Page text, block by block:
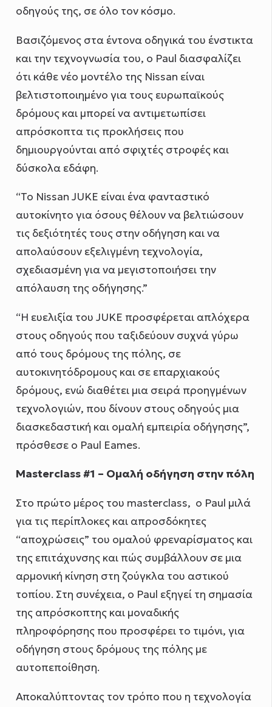
οδηγούς της, σε όλο τον κόσμο.
Βασιζόμενος στα έντονα οδηγικά του ένστικτα
και την τεχνογνωσία του, ο Paul διασφαλίζει
ότι κάθε νέο μοντέλο της Nissan είναι
βελτιστοποιημένο για τους ευρωπαϊκούς
δρόμους και μπορεί να αντιμετωπίσει
απρόσκοπτα τις προκλήσεις που
δημιουργούνται από σφιχτές στροφές και
δύσκολα εδάφη.
“Το Nissan JUKE είναι ένα φανταστικό
αυτοκίνητο για όσους θέλουν να βελτιώσουν
τις δεξιότητές τους στην οδήγηση και να
απολαύσουν εξελιγμένη τεχνολογία,
σχεδιασμένη για να μεγιστοποιήσει την
απόλαυση της οδήγησης.”
“Η ευελιξία του JUKE προσφέρεται απλόχερα
στους οδηγούς που ταξιδεύουν συχνά γύρω
από τους δρόμους της πόλης, σε
αυτοκινητόδρομους και σε επαρχιακούς
δρόμους, ενώ διαθέτει μια σειρά προηγμένων
τεχνολογιών, που δίνουν στους οδηγούς μια
διασκεδαστική και ομαλή εμπειρία οδήγησης”,
πρόσθεσε ο Paul Eames.
Masterclass #1 – Ομαλή οδήγηση στην πόλη
Στo πρώτο μέρος του masterclass, ο Paul μιλά
για τις περίπλοκες και απροσδόκητες
“αποχρώσεις” του ομαλού φρεναρίσματος και
της επιτάχυνσης και πώς συμβάλλουν σε μια
αρμονική κίνηση στη ζούγκλα του αστικού
τοπίου. Στη συνέχεια, ο Paul εξηγεί τη σημασία
της απρόσκοπτης και μοναδικής
πληροφόρησης που προσφέρει το τιμόνι, για
οδήγηση στους δρόμους της πόλης με
αυτοπεποίθηση.
Αποκαλύπτοντας τον τρόπο που η τεχνολογία